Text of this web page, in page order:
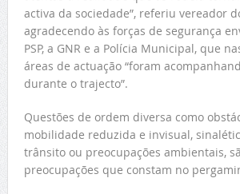
activa da sociedade”, referiu vereador
agradecendo às forças de segurança
PSP, a GNR e a Polícia Municipal, que
áreas de actuação “foram
durante o trajecto”.
Questões de ordem diversa como
mobilidade reduzida e invisual,
trânsito ou preocupações ambientais,
preocupações que constam no